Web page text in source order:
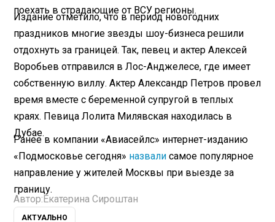
поехать в страдающие от ВСУ регионы.
Издание отметило, что в период новогодних
праздников многие звезды шоу-бизнеса решили
отдохнуть за границей. Так, певец и актер Алексей
Воробьев отправился в Лос-Анджелесе, где имеет
собственную виллу. Актер Александр Петров провел
время вместе с беременной супругой в теплых
краях. Певица Лолита Милявская находилась в
Дубае.
Ранее в компании «Авиасейлс» интернет-изданию
«Подмосковье сегодня» назвали самое популярное
направление у жителей Москвы при выезде за
границу.
Автор: Екатерина Сироштан
АКТУАЛЬНО